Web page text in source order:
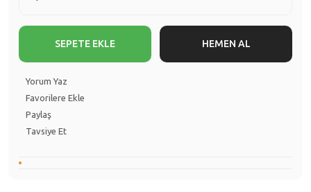
SEPETE EKLE HEMEN AL
Yorum Yaz
Paylaş
Tavsiye Et